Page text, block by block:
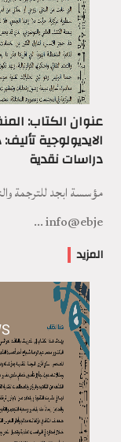
عنوان الكتاب:
الايديولوجية
دراسات نقدية
info@ebje ...
المزيد